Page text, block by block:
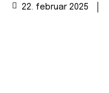
22. februar 2025